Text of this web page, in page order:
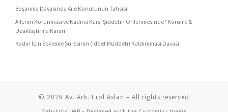
Boşanma Davasında Aile Konutunun Tahsisi
Ailenin Korunması ve Kadına Karşı Şiddetin Önlenmesinde “Koruma &
Uzaklaştırma Kararı”
Kadın İçin Bekleme Süresinin (İddet Müddeti) Kaldırılması Davası
© 2026 Av. Arb. Erol Aslan – All rights reserved